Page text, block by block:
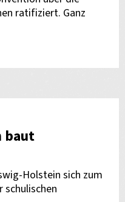
ratifiziert. Ganz
baut
Holstein sich zum
schulischen